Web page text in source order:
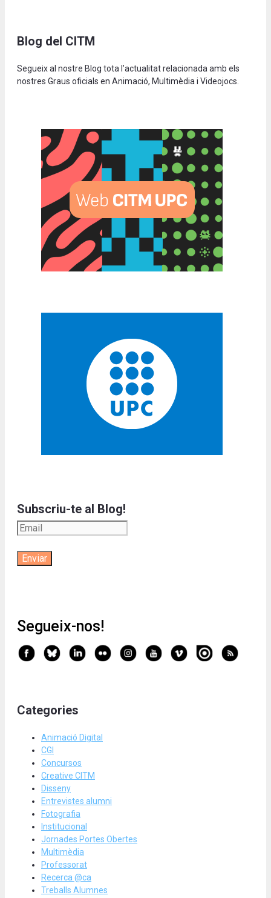
Blog del CITM
Segueix al nostre Blog tota l’actualitat relacionada amb els
nostres Graus oficials en Animació, Multimèdia i Videojocs.
Subscriu-te al Blog!
Segueix-nos!
Categories
Animació Digital
CGI
Concursos
Creative CITM
Disseny
Entrevistes alumni
Fotografia
Institucional
Jornades Portes Obertes
Multimèdia
Professorat
Recerca @ca
Treballs Alumnes